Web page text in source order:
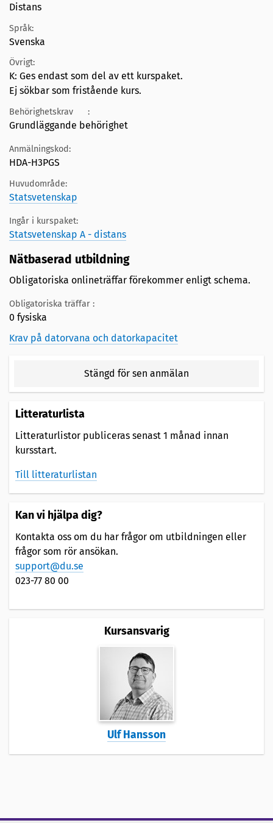
Distans
Språk:
Svenska
Övrigt:
K: Ges endast som del av ett kurspaket.
Ej sökbar som fristående kurs.
Behörighetskrav :
Grundläggande behörighet
Anmälningskod:
HDA-H3PGS
Huvudområde:
Statsvetenskap
Ingår i kurspaket:
Statsvetenskap A - distans
Nätbaserad utbildning
Obligatoriska onlineträffar förekommer enligt schema.
Obligatoriska träffar :
0 fysiska
Krav på datorvana och datorkapacitet
Stängd för sen anmälan
Litteraturlista
Litteraturlistor publiceras senast 1 månad innan
kursstart.
Till litteraturlistan
Kan vi hjälpa dig?
Kontakta oss om du har frågor om utbildningen eller
frågor som rör ansökan.
support@du.se
023-77 80 00
Kursansvarig
Ulf Hansson